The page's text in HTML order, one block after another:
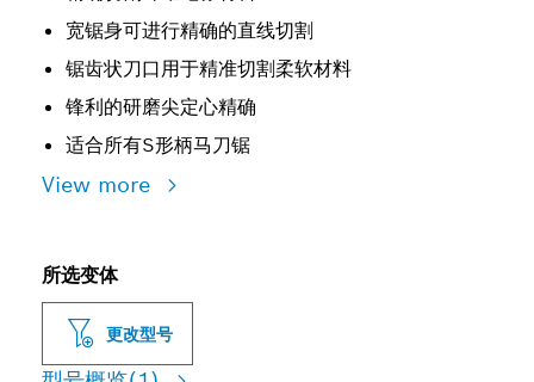
宽锯身可进行精确的直线切割
锯齿状刀口用于精准切割柔软材料
锋利的研磨尖定心精确
适合所有S形柄马刀锯
View more
所选变体
更改型号